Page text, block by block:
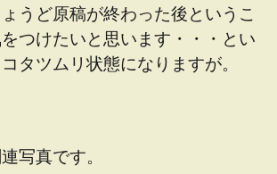
うど原稿が終わった後というこ
つけたいと思います・・・とい
タツムリ状態になりますが。
写真です。